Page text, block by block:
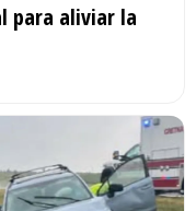
para aliviar la